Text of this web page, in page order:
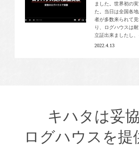
ました。世界初の
た。当日は全国各
者が多数来られて
り、ログハウスは
立証出来ましたし
2022.4.13
キハタは妥
ログハウスを提